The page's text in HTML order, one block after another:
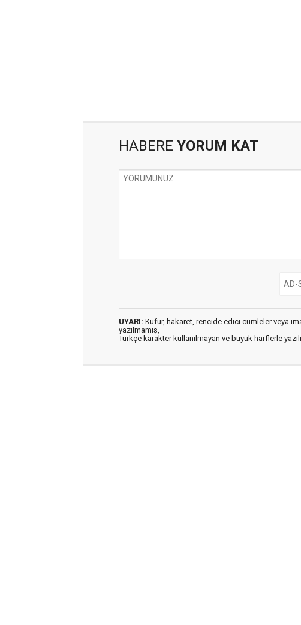
HABERE YORUM KAT
UYARI: Küfür, hakaret, rencide edici cümleler veya
yazılmamış,
Türkçe karakter kullanılmayan ve büyük harflerle